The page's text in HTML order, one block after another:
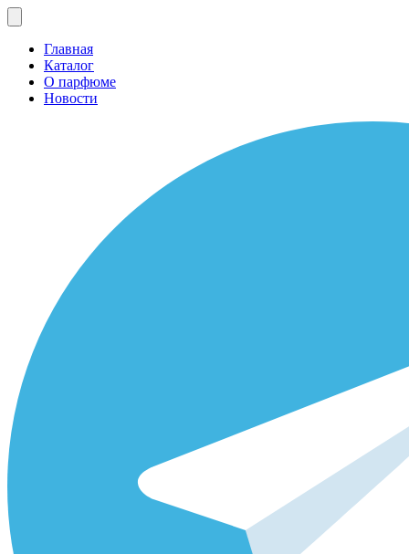
Главная
Каталог
О парфюме
Новости